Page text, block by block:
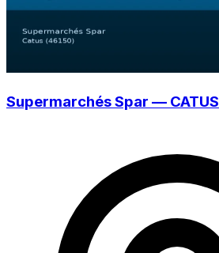
Supermarchés Spar — CATUS